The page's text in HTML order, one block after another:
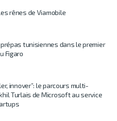
rênes de Viamobile
tunisiennes dans le premier
Figaro
innover”: le parcours multi-
Turlais de Microsoft au service